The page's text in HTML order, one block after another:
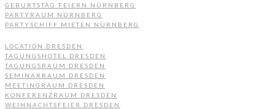
GEBURTSTAG FEIERN NÜRNBERG
PARTYRAUM NÜRNBERG
PARTYSCHIFF MIETEN NÜRNBERG
LOCATION DRESDEN
TAGUNGSHOTEL DRESDEN
TAGUNGSRAUM DRESDEN
SEMINARRAUM DRESDEN
MEETINGRAUM DRESDEN
KONFERENZRAUM DRESDEN
WEIHNACHTSFEIER DRESDEN